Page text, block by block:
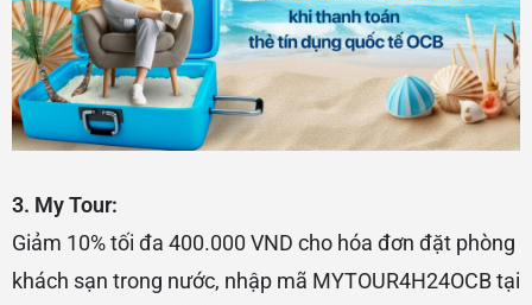
3. My Tour:
Giảm 10% tối đa 400.000 VND cho hóa đơn đặt phòng
khách sạn trong nước, nhập mã MYTOUR4H24OCB tại